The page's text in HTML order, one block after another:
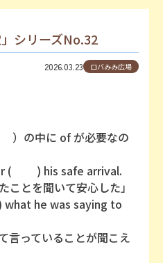
シリーズNo.32
2026.03.23 ロバみみ広場
中に of が必要なの
( ) his safe arrival.
ことを聞いて安心した」
he was saying to
言っていることが聞こえ